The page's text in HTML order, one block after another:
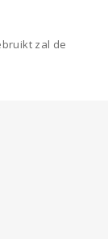
zal de